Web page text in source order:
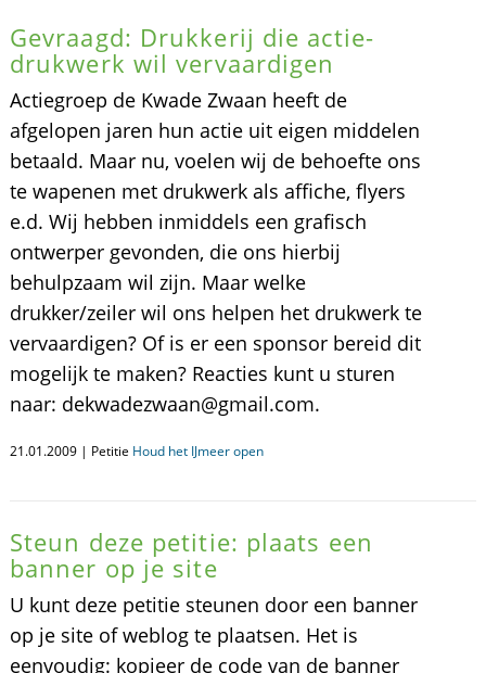
Gevraagd: Drukkerij die actie-
drukwerk wil vervaardigen
Actiegroep de Kwade Zwaan heeft de
afgelopen jaren hun actie uit eigen middelen
betaald. Maar nu, voelen wij de behoefte ons
te wapenen met drukwerk als affiche, flyers
e.d. Wij hebben inmiddels een grafisch
ontwerper gevonden, die ons hierbij
behulpzaam wil zijn. Maar welke
drukker/zeiler wil ons helpen het drukwerk te
vervaardigen? Of is er een sponsor bereid dit
mogelijk te maken? Reacties kunt u sturen
naar: dekwadezwaan@gmail.com.
21.01.2009 | Petitie Houd het IJmeer open
Steun deze petitie: plaats een
banner op je site
U kunt deze petitie steunen door een banner
op je site of weblog te plaatsen. Het is
eenvoudig: kopieer de code van de banner